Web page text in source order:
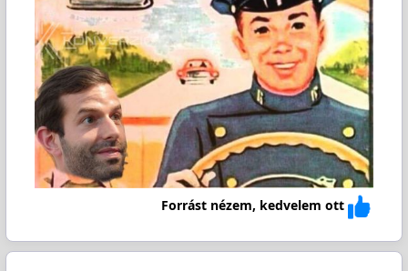
Forrást nézem, kedvelem ott